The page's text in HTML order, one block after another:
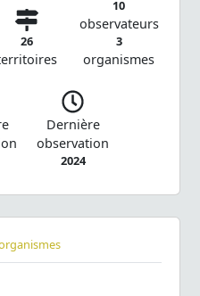
26
10
observateurs
3
organismes
Dernière
observation
2024